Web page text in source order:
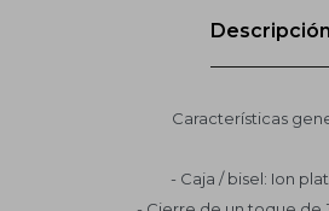
Descripción
Características
- Caja / bisel: Ion